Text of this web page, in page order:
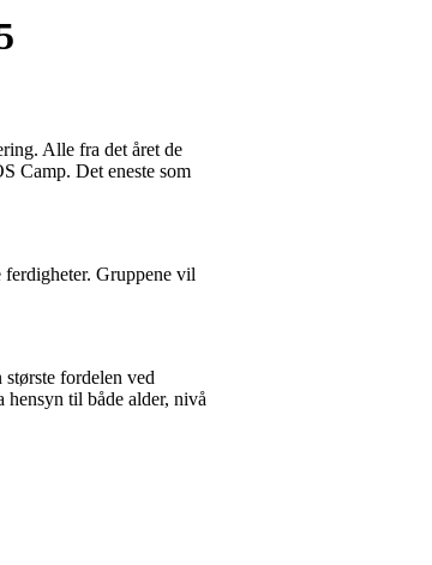
Alle fra det året de
Camp. Det eneste som
ferdigheter. Gruppene vil
fordelen ved
til både alder, nivå